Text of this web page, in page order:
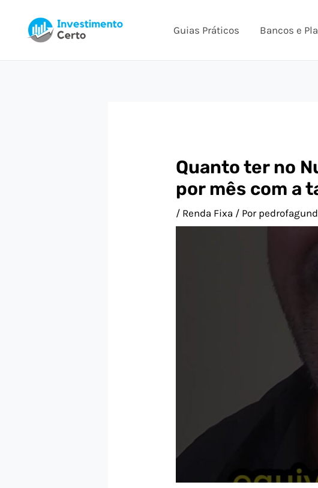
Guias Práticos Bancos e
Quanto ter no
por mês com a
/ Renda Fixa / Por
navigation